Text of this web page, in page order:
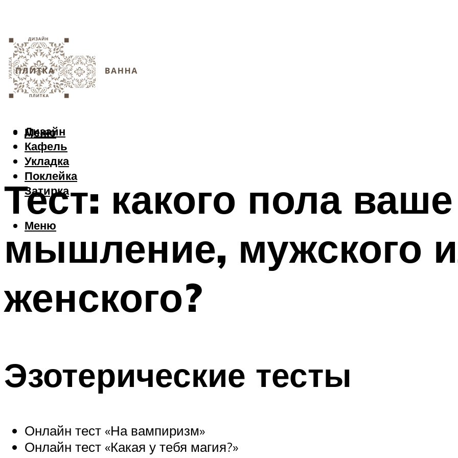
Дизайн
Кафель
Укладка
Поклейка
Затирка
Меню
Меню
Тест: какого пола ваше
мышление, мужского
женского?
Эзотерические тесты
Онлайн тест «На вампиризм»
Онлайн тест «Какая у тебя магия?»